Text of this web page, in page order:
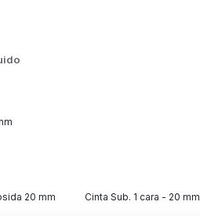
20 mm Cinta Sub. 1 cara - 20 mm